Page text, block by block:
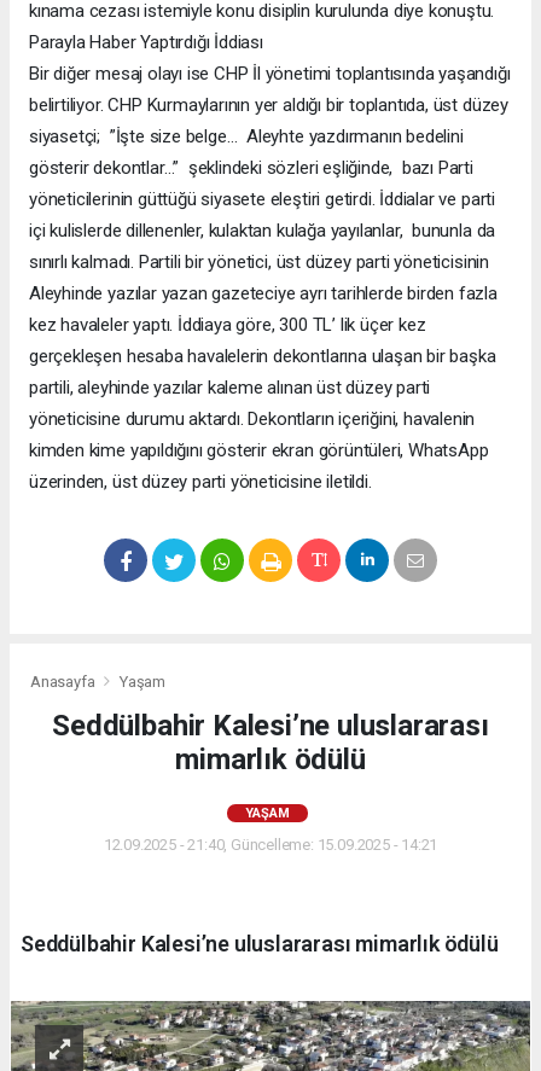
kınama cezası istemiyle konu disiplin kurulunda diye konuştu.
Parayla Haber Yaptırdığı İddiası
Bir diğer mesaj olayı ise CHP İl yönetimi toplantısında yaşandığı
belirtiliyor. CHP Kurmaylarının yer aldığı bir toplantıda, üst düzey
siyasetçi; ”İşte size belge… Aleyhte yazdırmanın bedelini
gösterir dekontlar…” şeklindeki sözleri eşliğinde, bazı Parti
yöneticilerinin güttüğü siyasete eleştiri getirdi. İddialar ve parti
içi kulislerde dillenenler, kulaktan kulağa yayılanlar, bununla da
sınırlı kalmadı. Partili bir yönetici, üst düzey parti yöneticisinin
Aleyhinde yazılar yazan gazeteciye ayrı tarihlerde birden fazla
kez havaleler yaptı. İddiaya göre, 300 TL’ lik üçer kez
gerçekleşen hesaba havalelerin dekontlarına ulaşan bir başka
partili, aleyhinde yazılar kaleme alınan üst düzey parti
yöneticisine durumu aktardı. Dekontların içeriğini, havalenin
kimden kime yapıldığını gösterir ekran görüntüleri, WhatsApp
üzerinden, üst düzey parti yöneticisine iletildi.
Anasayfa Yaşam
Seddülbahir Kalesi’ne uluslararası
mimarlık ödülü
YAŞAM
12.09.2025 - 21:40, Güncelleme: 15.09.2025 - 14:21
Seddülbahir Kalesi’ne uluslararası mimarlık ödülü